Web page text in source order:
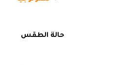
حالة الطقس